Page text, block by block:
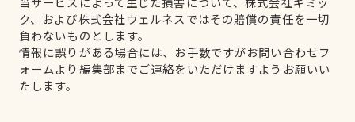
ク、および株式会社ウェルネスではその賠償の責任を一切
負わないものとします。
情報に誤りがある場合には、お手数ですがお問い合わせフ
ォームより編集部までご連絡をいただけますようお願いい
たします。